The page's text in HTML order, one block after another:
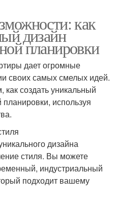
как
дизайн
планировки
дает огромные
своих самых смелых идей.
создать уникальный
используя
дизайна
стиля. Вы можете
индустриальный
подходит вашему